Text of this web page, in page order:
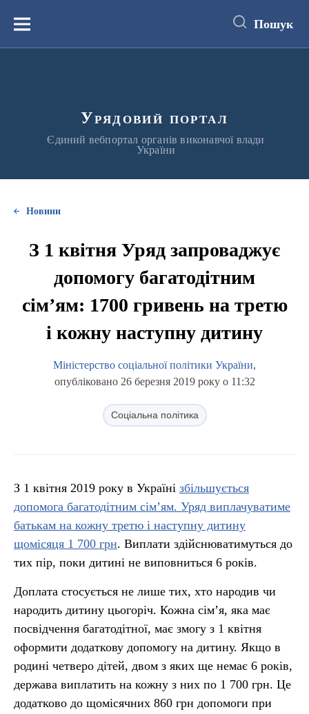
вмістуМеню Пошук
Урядовий портал
Єдиний вебпортал органів виконавчої влади
України
Новини
З 1 квітня Уряд запроваджує
допомогу багатодітним
сім’ям: 1700 гривень на третю
і кожну наступну дитину
Міністерство соціальної політики України,
опубліковано 26 березня 2019 року о 11:32
Соціальна політика
З 1 квітня 2019 року в Україні збільшується
допомога багатодітним сім’ям. Уряд виплачуватиме
батькам на кожну третю і наступну дитину
щомісяця 1 700 грн. Виплати здійснюватимуться до
тих пір, поки дитині не виповниться 6 років.
Доплата стосується не лише тих, хто народив чи
народить дитину цьогоріч. Кожна сім’я, яка має
посвідчення багатодітної, має змогу з 1 квітня
оформити додаткову допомогу на дитину. Якщо в
родині четверо дітей, двом з яких ще немає 6 років,
держава виплатить на кожну з них по 1 700 грн. Це
додатково до щомісячних 860 грн допомоги при